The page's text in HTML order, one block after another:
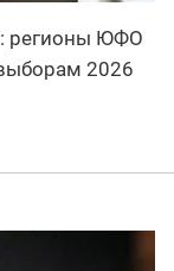
регионы ЮФО
2026